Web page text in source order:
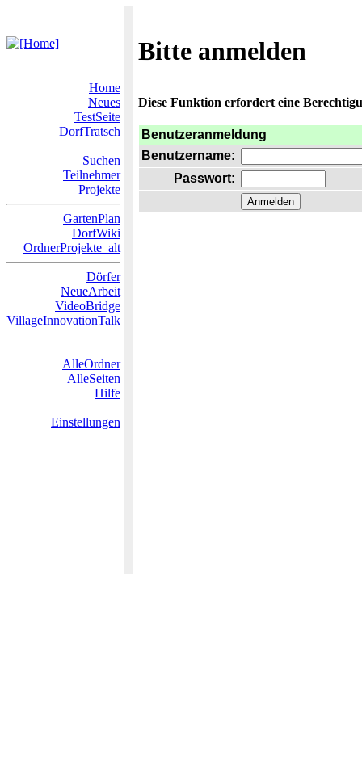
Bitte anmelden
Home
Neues
TestSeite
DorfTratsch
Suchen
Teilnehmer
Projekte
GartenPlan
DorfWiki
OrdnerProjekte_alt
Dörfer
NeueArbeit
VideoBridge
VillageInnovationTalk
AlleOrdner
AlleSeiten
Hilfe
Einstellungen
Diese Funktion erfordert eine
Benutzeranmeldung
Benutzername:
Passwort: